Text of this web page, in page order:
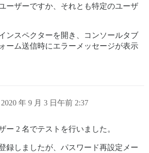
ーザーですか、それとも特定のユーザ
ンスペクターを開き、コンソールタブ
ーム送信時にエラーメッセージが表示
2020 年 9 月 3 日午前 2:37
ー 2 名でテストを行いました。
録しましたが、パスワード再設定メー